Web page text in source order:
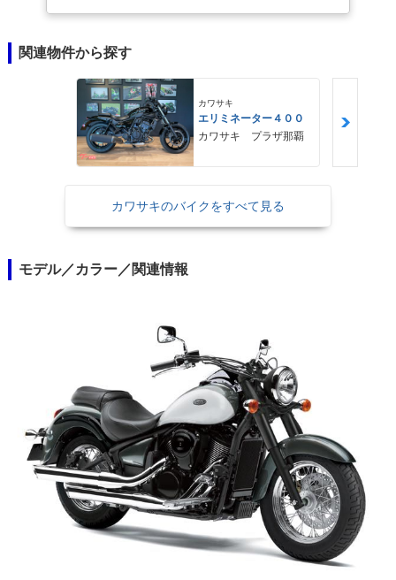
関連物件から探す
カワサキ
エリミネーター４００
カワサキ プラザ那覇
カワサキのバイクをすべて見る
モデル／カラー／関連情報